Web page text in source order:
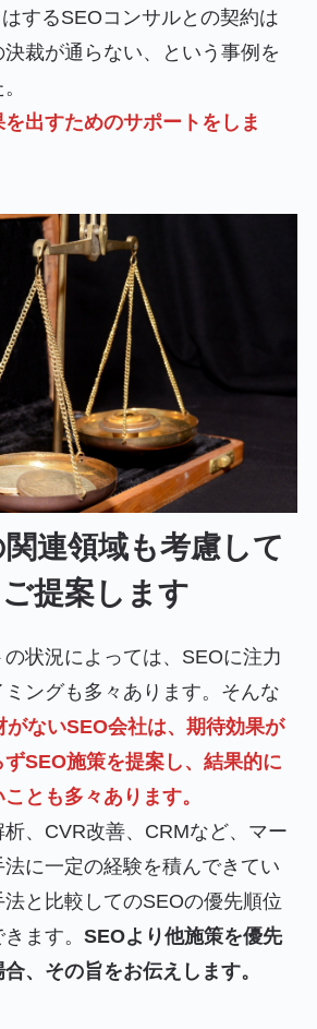
するSEOコンサルとの契約は
裁が通らない、という事例を
出すためのサポートをしま
連領域も考慮して
提案します
状況によっては、SEOに注力
ングも多々あります。そんな
がないSEO会社は、期待効果が
SEO施策を提案し、結果的に
とも多々あります。
、CVR改善、CRMなど、マー
に一定の経験を積んできてい
と比較してのSEOの優先順位
ます。 SEOより他施策を優先
、その旨をお伝えします。